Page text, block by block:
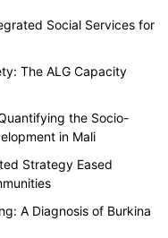
Social Services for
The ALG Capacity
the Socio-
in Mali
Strategy Eased
A Diagnosis of Burkina